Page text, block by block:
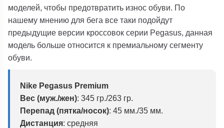
моделей, чтобы предотвратить износ обуви. По
нашему мнению для бега все таки подойдут
предыдущие версии кроссовок серии Pegasus, данная
модель больше относится к премиальному сегменту
обуви.
Nike Pegasus Premium
Вес (муж./жен): 345 гр./263 гр.
Перепад (пятка/носок): 45 мм./35 мм.
Дистанция: средняя